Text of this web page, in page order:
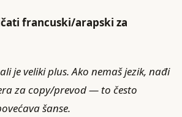
francuski/arapski za
je veliki plus. Ako nemaš jezik, nađi
za copy/prevod — to često
šanse.